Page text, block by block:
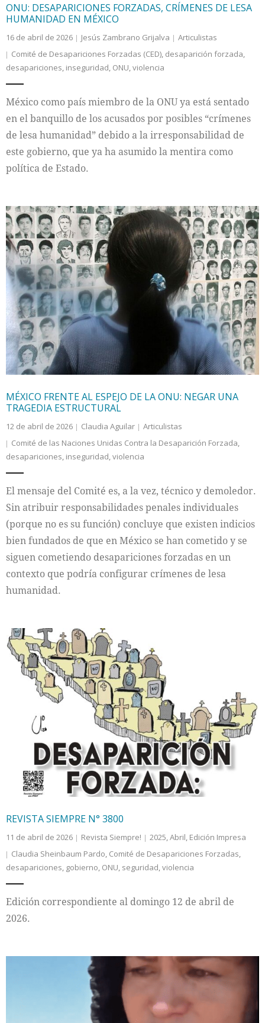
ONU: DESAPARICIONES FORZADAS, CRÍMENES DE LESA
HUMANIDAD EN MÉXICO
16 de abril de 2026 Jesús Zambrano Grijalva
Articulistas
Comité de Desapariciones Forzadas (CED), desaparición forzada,
desapariciones, inseguridad, ONU,violencia
México como país miembro de la ONU ya está sentado
en el banquillo de los acusados por posibles “crímenes
de lesa humanidad” debido a la irresponsabilidad de
este gobierno, que ya ha asumido la mentira como
política de Estado.
MÉXICO FRENTE AL ESPEJO DE LA ONU: NEGAR UNA
TRAGEDIA ESTRUCTURAL
12 de abril de 2026 Claudia Aguilar
Articulistas
Comité de las Naciones Unidas Contra la Desaparición Forzada,
desapariciones, inseguridad,violencia
El mensaje del Comité es, a la vez, técnico y demoledor.
Sin atribuir responsabilidades penales individuales
(porque no es su función) concluye que existen indicios
bien fundados de que en México se han cometido y se
siguen cometiendo desapariciones forzadas en un
contexto que podría configurar crímenes de lesa
humanidad.
REVISTA SIEMPRE N° 3800
11 de abril de 2026 Revista Siempre! 2025,Abril, Edición Impresa
Claudia Sheinbaum Pardo, Comité de Desapariciones Forzadas,
desapariciones, gobierno, ONU, seguridad,violencia
Edición correspondiente al domingo 12 de abril de
2026.